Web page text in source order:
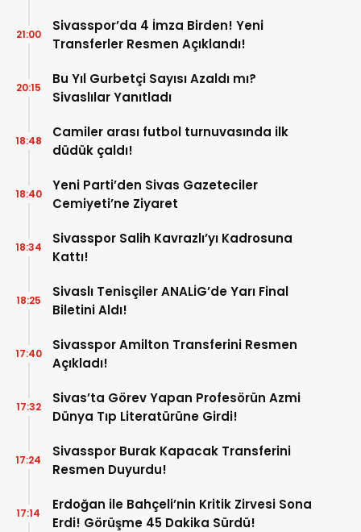
Sivasspor’da 4 İmza Birden! Yeni
Transferler Resmen Açıklandı!
21:00
Bu Yıl Gurbetçi Sayısı Azaldı mı?
Sivaslılar Yanıtladı
20:15
Camiler arası futbol turnuvasında ilk
düdük çaldı!
18:48
Yeni Parti’den Sivas Gazeteciler
Cemiyeti’ne Ziyaret
18:40
Sivasspor Salih Kavrazlı’yı Kadrosuna
Kattı!
18:34
Sivaslı Tenisçiler ANALİG’de Yarı Final
Biletini Aldı!
18:25
Sivasspor Amilton Transferini Resmen
Açıkladı!
17:40
Sivas’ta Görev Yapan Profesörün Azmi
Dünya Tıp Literatürüne Girdi!
17:32
Sivasspor Burak Kapacak Transferini
Resmen Duyurdu!
17:24
Erdoğan ile Bahçeli’nin Kritik Zirvesi Sona
Erdi! Görüşme 45 Dakika Sürdü!
17:14